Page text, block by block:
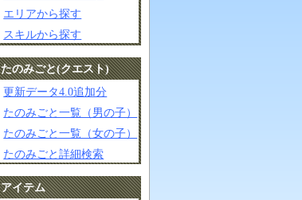
エリアから探す
スキルから探す
たのみごと(クエスト)
更新データ4.0追加分
たのみごと一覧（男の子）
たのみごと一覧（女の子）
たのみごと詳細検索
アイテム